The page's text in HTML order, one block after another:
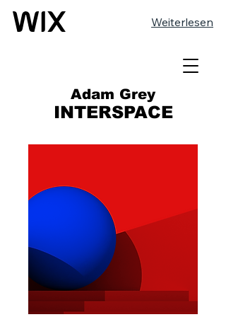
Weiterlesen